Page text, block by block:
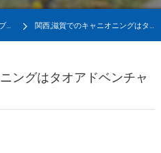
ブログ 関西,滋賀でのキャニオニングはタオアドベンチャー
ングはタオアドベンチャ